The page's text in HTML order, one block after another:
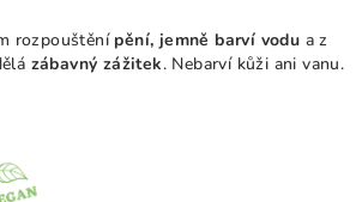
rozpouštění pění, jemně barví vodu a z
zábavný zážitek. Nebarví kůži ani vanu.